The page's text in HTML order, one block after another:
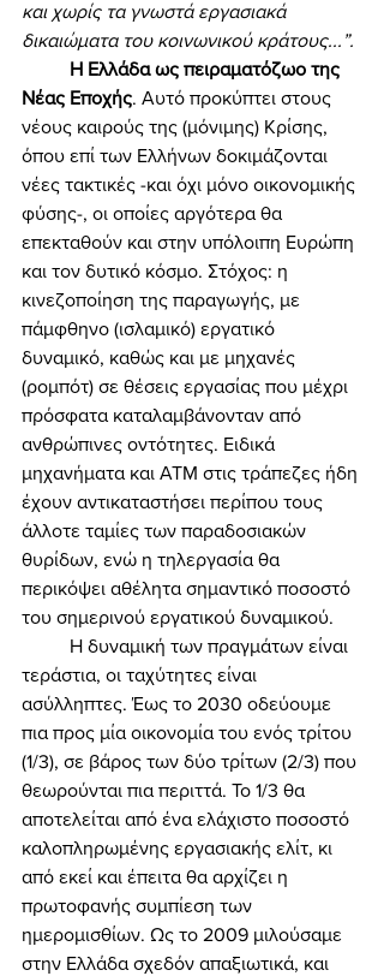
και χωρίς τα γνωστά εργασιακά
δικαιώματα του κοινωνικού κράτους...”.
Η Ελλάδα ως πειραματόζωο της
Νέας Εποχής. Αυτό προκύπτει στους
νέους καιρούς της (μόνιμης) Κρίσης,
όπου επί των Ελλήνων δοκιμάζονται
νέες τακτικές -και όχι μόνο οικονομικής
φύσης-, οι οποίες αργότερα θα
επεκταθούν και στην υπόλοιπη Ευρώπη
και τον δυτικό κόσμο. Στόχος: η
κινεζοποίηση της παραγωγής, με
πάμφθηνο (ισλαμικό) εργατικό
δυναμικό, καθώς και με μηχανές
(ρομπότ) σε θέσεις εργασίας που μέχρι
πρόσφατα καταλαμβάνονταν από
ανθρώπινες οντότητες. Ειδικά
μηχανήματα και ΑΤΜ στις τράπεζες ήδη
έχουν αντικαταστήσει περίπου τους
άλλοτε ταμίες των παραδοσιακών
θυρίδων, ενώ η τηλεργασία θα
περικόψει αθέλητα σημαντικό ποσοστό
του σημερινού εργατικού δυναμικού.
τεράστια, οι ταχύτητες είναι
ασύλληπτες. Έως το 2030 οδεύουμε
πια προς μία οικονομία του ενός τρίτου
(1/3), σε βάρος των δύο τρίτων (2/3) που
θεωρούνται πια περιττά. Το 1/3 θα
αποτελείται από ένα ελάχιστο ποσοστό
καλοπληρωμένης εργασιακής ελίτ, κι
από εκεί και έπειτα θα αρχίζει η
πρωτοφανής συμπίεση των
ημερομισθίων. Ως το 2009 μιλούσαμε
στην Ελλάδα σχεδόν απαξιωτικά, και